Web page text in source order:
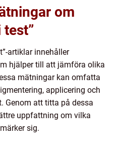
om
test”
artiklar innehåller
hjälper till att jämföra olika
mätningar kan omfatta
applicering och
Genom att titta på dessa
uppfattning om vilka
sig.